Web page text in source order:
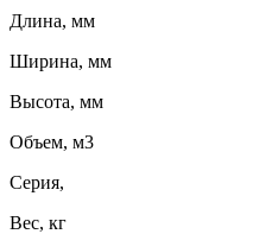
Длина, мм
Ширина, мм
Высота, мм
Объем, м3
Серия,
Вес, кг